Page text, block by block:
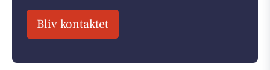
Bliv kontaktet